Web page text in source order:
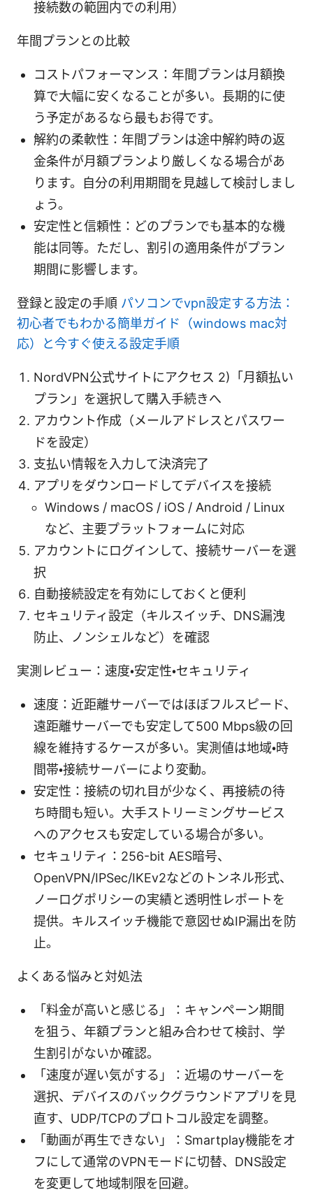
接続数の範囲内での利用）
年間プランとの比較
コストパフォーマンス：年間プランは月額換
算で大幅に安くなることが多い。長期的に使
う予定があるなら最もお得です。
解約の柔軟性：年間プランは途中解約時の返
金条件が月額プランより厳しくなる場合があ
ります。自分の利用期間を見越して検討しまし
ょう。
安定性と信頼性：どのプランでも基本的な機
能は同等。ただし、割引の適用条件がプラン
期間に影響します。
登録と設定の手順 パソコンでvpn設定する方法：
初心者でもわかる簡単ガイド（windows mac対
応）と今すぐ使える設定手順
NordVPN公式サイトにアクセス 2)「月額払い
プラン」を選択して購入手続きへ
アカウント作成（メールアドレスとパスワー
ドを設定）
支払い情報を入力して決済完了
アプリをダウンロードしてデバイスを接続
Windows / macOS / iOS / Android / Linux
など、主要プラットフォームに対応
アカウントにログインして、接続サーバーを選
択
自動接続設定を有効にしておくと便利
セキュリティ設定（キルスイッチ、DNS漏洩
防止、ノンシェルなど）を確認
実測レビュー：速度・安定性・セキュリティ
速度：近距離サーバーではほぼフルスピード、
遠距離サーバーでも安定して500 Mbps級の回
線を維持するケースが多い。実測値は地域・時
間帯・接続サーバーにより変動。
安定性：接続の切れ目が少なく、再接続の待
ち時間も短い。大手ストリーミングサービス
へのアクセスも安定している場合が多い。
セキュリティ：256-bit AES暗号、
OpenVPN/IPSec/IKEv2などのトンネル形式、
ノーログポリシーの実績と透明性レポートを
提供。キルスイッチ機能で意図せぬIP漏出を防
止。
よくある悩みと対処法
「料金が高いと感じる」：キャンペーン期間
を狙う、年額プランと組み合わせて検討、学
生割引がないか確認。
「速度が遅い気がする」：近場のサーバーを
選択、デバイスのバックグラウンドアプリを見
直す、UDP/TCPのプロトコル設定を調整。
「動画が再生できない」：Smartplay機能をオ
フにして通常のVPNモードに切替、DNS設定
を変更して地域制限を回避。